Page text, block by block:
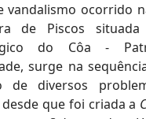
vandalismo ocorrido
de Piscos
do Côa -
surge na
de diversos
que foi criada a